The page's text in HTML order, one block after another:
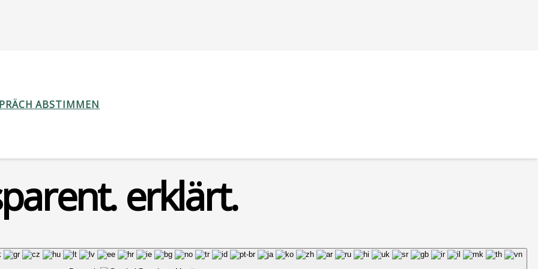
ABSTIMMEN
erklärt.